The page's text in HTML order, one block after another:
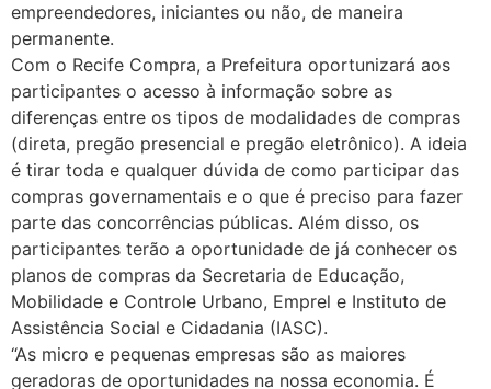
empreendedores, iniciantes ou não, de maneira
permanente.
Com o Recife Compra, a Prefeitura oportunizará aos
participantes o acesso à informação sobre as
diferenças entre os tipos de modalidades de compras
(direta, pregão presencial e pregão eletrônico). A ideia
é tirar toda e qualquer dúvida de como participar das
compras governamentais e o que é preciso para fazer
parte das concorrências públicas. Além disso, os
participantes terão a oportunidade de já conhecer os
planos de compras da Secretaria de Educação,
Mobilidade e Controle Urbano, Emprel e Instituto de
Assistência Social e Cidadania (IASC).
“As micro e pequenas empresas são as maiores
geradoras de oportunidades na nossa economia. É